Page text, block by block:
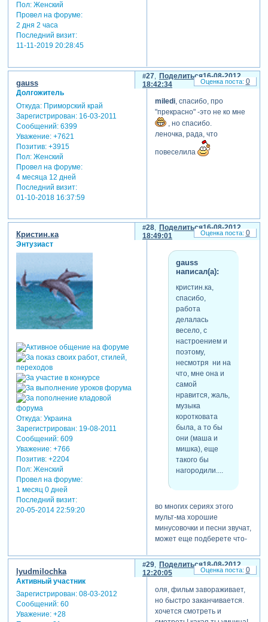
Пол:Женский
Провел на форуме:
2 дня 2 часа
Последний визит:
11-11-2019 20:28:45
Поделиться
27
16-08-2012
18:42:34
gauss
Долгожитель
Откуда:Приморский край
Зарегистрирован: 16-03-2011
Сообщений:6399
Уважение: +7621
Позитив: +3915
Пол:Женский
Провел на форуме:
4 месяца 12 дней
Последний визит:
01-10-2018 16:37:59
miledi, спасибо, про
"прекрасно" -это не ко мне
, но спасибо.
леночка, рада, что
повеселила
0
Поделиться
28
16-08-2012
18:49:01
Кристин.ка
Энтузиаст
Откуда:Украина
Зарегистрирован: 19-08-2011
Сообщений:609
Уважение: +766
Позитив: +2204
Пол:Женский
Провел на форуме:
1 месяц 0 дней
Последний визит:
20-05-2014 22:59:20
gauss
написал(а):
кристин.ка,
спасибо,
работа
делалась
весело, с
настроением и
поэтому,
несмотря ни на
что, мне она и
самой
нравится, жаль,
музыка
коротковата
была, а то бы
они (маша и
мишка), еще
такого бы
нагородили....
во многих сериях этого
мульт-ма хорошие
минусовочки и песни звучат,
может еще подберете что-
0
Поделиться
29
18-08-2012
12:20:05
lyudmilochka
Активный участник
Зарегистрирован: 08-03-2012
Сообщений:60
Уважение: +28
оля, фильм завораживает,
но быстро заканчивается.
хочется смотреть и
0